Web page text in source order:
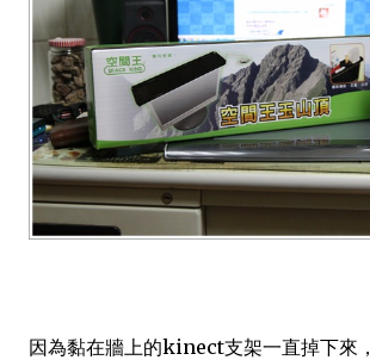
因為黏在牆上的kinect支架一直掉下來，